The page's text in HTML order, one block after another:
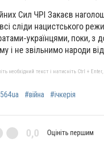
Сил ЧРІ Закаєв
всі сліди нацистського
українцями, поки,
і не звільнимо народи від
необхідний текст і натисніть Ctrl +
#війна #ічкерія
0,0 Оцініть першим